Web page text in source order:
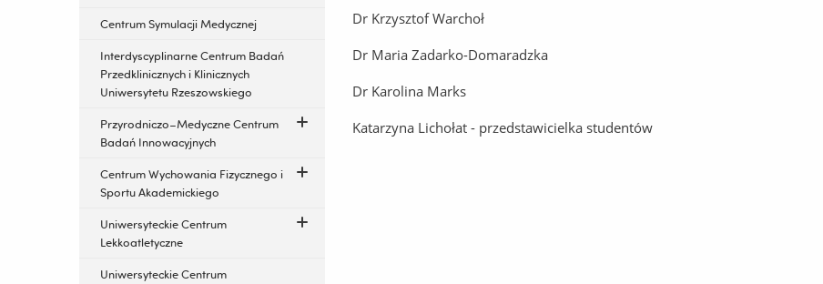
Centrum Symulacji Medycznej
Interdyscyplinarne Centrum Badań
Przedklinicznych i Klinicznych
Uniwersytetu Rzeszowskiego
Przyrodniczo–Medyczne Centrum
Badań Innowacyjnych
Centrum Wychowania Fizycznego i
Sportu Akademickiego
Uniwersyteckie Centrum
Lekkoatletyczne
Uniwersyteckie Centrum
Dr Krzysztof Warchoł
Dr Maria Zadarko-Domaradzka
Dr Karolina Marks
Katarzyna Lichołat - przedstawicielka studentów